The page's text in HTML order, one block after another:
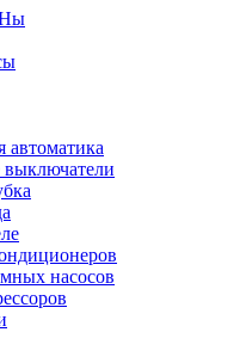
автоматика
выключатели
насосов